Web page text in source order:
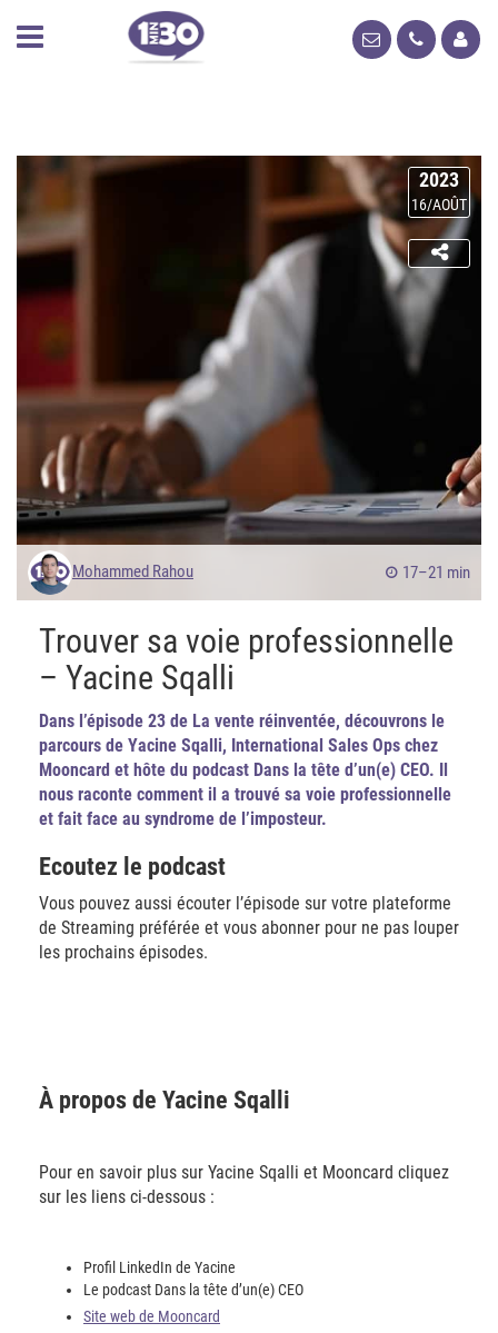
2023
16/AOÛT
Mohammed Rahou 17–21 min
Trouver sa voie professionnelle
– Yacine Sqalli
Dans l’épisode 23 de La vente réinventée, découvrons le
parcours de Yacine Sqalli, International Sales Ops chez
Mooncard et hôte du podcast Dans la tête d’un(e) CEO. Il
nous raconte comment il a trouvé sa voie professionnelle
et fait face au syndrome de l’imposteur.
Ecoutez le podcast
Vous pouvez aussi écouter l’épisode sur votre plateforme
de Streaming préférée et vous abonner pour ne pas louper
les prochains épisodes.
À propos de Yacine Sqalli
Pour en savoir plus sur Yacine Sqalli et Mooncard cliquez
sur les liens ci-dessous :
Profil LinkedIn de Yacine
Le podcast Dans la tête d’un(e) CEO
Site web de Mooncard